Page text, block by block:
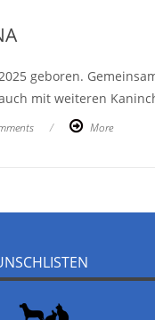
geboren.
mit weiteren
/ More